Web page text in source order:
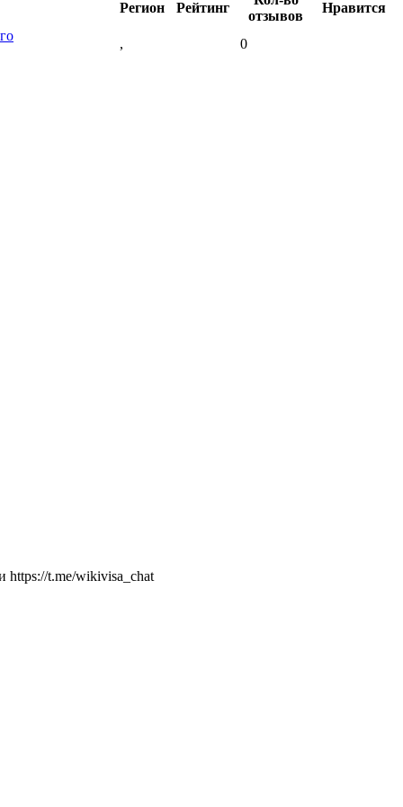
Регион Рейтинг
отзывов
Нравится
,
0
https://t.me/wikivisa_chat